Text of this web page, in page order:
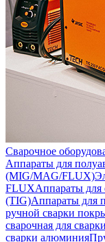
Сварочное
Аппараты для
(MIG/MAG/FLUX)
FLUXАппараты для
(TIG)Аппараты для
ручной сварки
сварочная для
сварки алюминия